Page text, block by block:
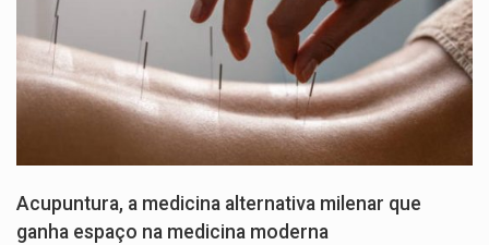
Acupuntura, a medicina alternativa milenar que
ganha espaço na medicina moderna